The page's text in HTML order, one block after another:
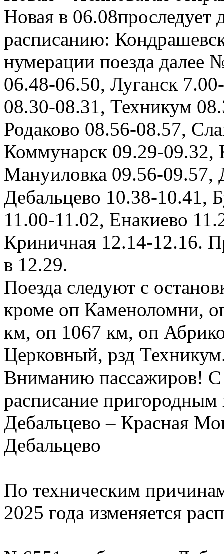
Новая в 06.08проследует
расписанию:
нумерации поезда далее
06.48-06.50, Луганск
08.30-08.31, Техникум
Родаково 08.56-08.57,
Коммунарск 09.29-09.32,
Мануиловка 09.56-09.57,
Дебальцево 10.38-10.41,
11.00-11.02, Енакиево
Криничная 12.14-12.16.
в 12.29.
Поезда следуют с
кроме оп Каменоломни,
км, оп 1067 км, оп
Церковный, рзд
Вниманию пассажиров! С
расписание
Дебальцево – Красная
Дебальцево
По техническим
2025 года изменяется